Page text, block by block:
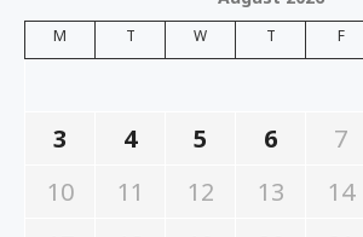
M T W T F
3
4 5 6 7
10
11 12 13 14